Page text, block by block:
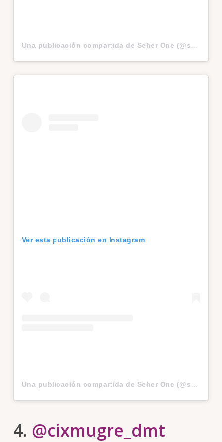
Una publicación compartida de Seher One (@seherone)
Ver esta publicación en Instagram
4. @cixmugre_dmt